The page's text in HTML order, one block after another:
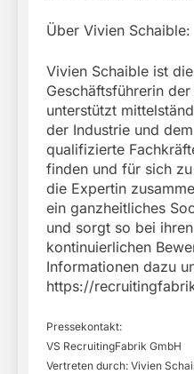
Über Vivien Schaible:
Vivien Schaible ist
Geschäftsführerin
unterstützt
der Industrie und
qualifizierte
finden und für sich
die Expertin
ein ganzheitliches
und sorgt so bei
kontinuierlichen
Informationen dazu
https://
Pressekontakt:
VS RecruitingFabrik GmbH
Vertreten durch: Vivien